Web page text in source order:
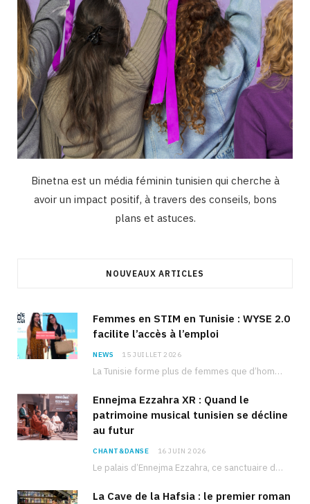
Binetna est un média féminin tunisien qui cherche à
avoir un impact positif, à travers des conseils, bons
plans et astuces.
NOUVEAUX ARTICLES
Femmes en STIM en Tunisie : WYSE 2.0
facilite l’accès à l’emploi
NEWS 15 JUILLET 2026
La Tunisie forme plus de femmes que d’hommes dans les filières scientifiques. Pourtant, pour beaucoup…
Ennejma Ezzahra XR : Quand le
patrimoine musical tunisien se décline
au futur
CHANT&DANSE 16 JUIN 2026
Le palais d’Ennejma Ezzahra, ce sanctuaire de la musique tunisienne et méditerranéenne construit par le…
La Cave de la Hafsia : le premier roman